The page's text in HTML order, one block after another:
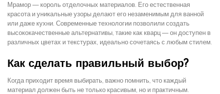
Мрамор — король отделочных материалов. Его естественная
красота и уникальные узоры делают его незаменимым для ванной
или даже кухни. Современные технологии позволили создать
высококачественные альтернативы, такие как кварц — он доступен в
различных цветах и текстурах, идеально сочетаясь с любым стилем.
Как сделать правильный выбор?
Когда приходит время выбирать, важно помнить, что каждый
материал должен быть не только красивым, но и практичным.